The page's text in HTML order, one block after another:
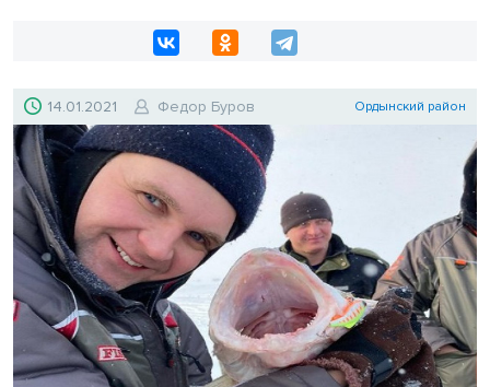
14.01.2021 Федор Буров Ордынский район